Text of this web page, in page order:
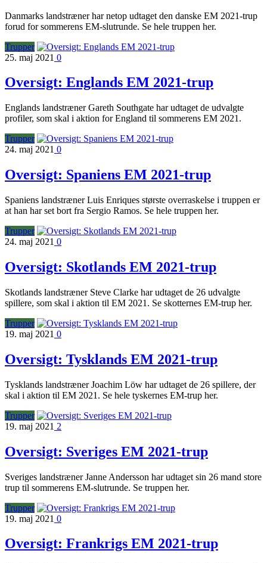
Danmarks landstræner har netop udtaget den danske EM 2021-trup
forud for sommerens EM-slutrunde. Se hele truppen her.
Trupper
25. maj 2021 0
Oversigt: Englands EM 2021-trup
Englands landstræner Gareth Southgate har udtaget de udvalgte
profiler, som skal i aktion for England til sommerens EM 2021.
Trupper
24. maj 2021 0
Oversigt: Spaniens EM 2021-trup
Spaniens landstræner Luis Enriques største overraskelse i truppen er
at han har set bort fra Sergio Ramos. Se hele truppen her.
Trupper
24. maj 2021 0
Oversigt: Skotlands EM 2021-trup
Skotlands landstræner Steve Clarke har udtaget de 26 udvalgte
spillere, som skal i aktion til EM 2021. Se skotternes EM-trup her.
Trupper
19. maj 2021 0
Oversigt: Tysklands EM 2021-trup
Tysklands landstræner Joachim Löw har udtaget de 26 spillere, der
skal i aktion til EM 2021. Se hele tyskernes EM-trup her.
Trupper
19. maj 2021 2
Oversigt: Sveriges EM 2021-trup
Sveriges landstræner Janne Andersson har udtaget sin 26 mand store
trup til sommerens EM-slutrunde. Se truppen her.
Trupper
19. maj 2021 0
Oversigt: Frankrigs EM 2021-trup